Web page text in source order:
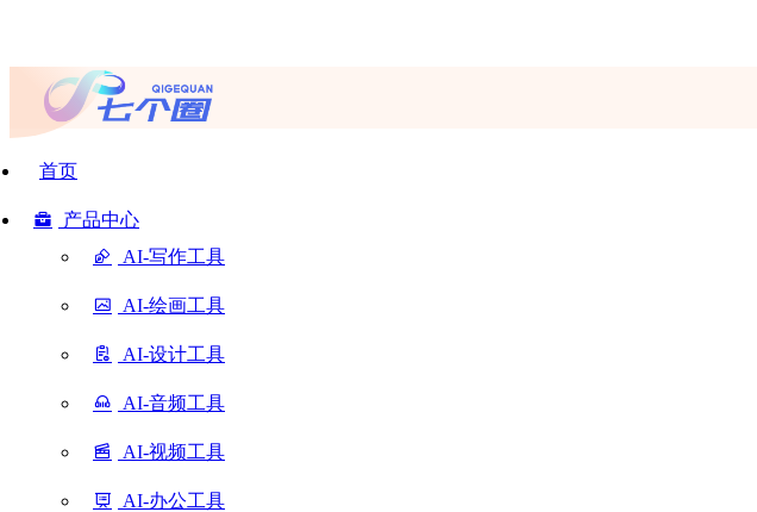
首页
产品中心
AI-写作工具
AI-绘画工具
AI-设计工具
AI-音频工具
AI-视频工具
AI-办公工具